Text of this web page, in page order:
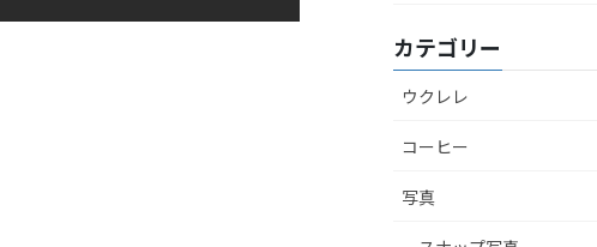
カテゴリー
ウクレレ
コーヒー
写真